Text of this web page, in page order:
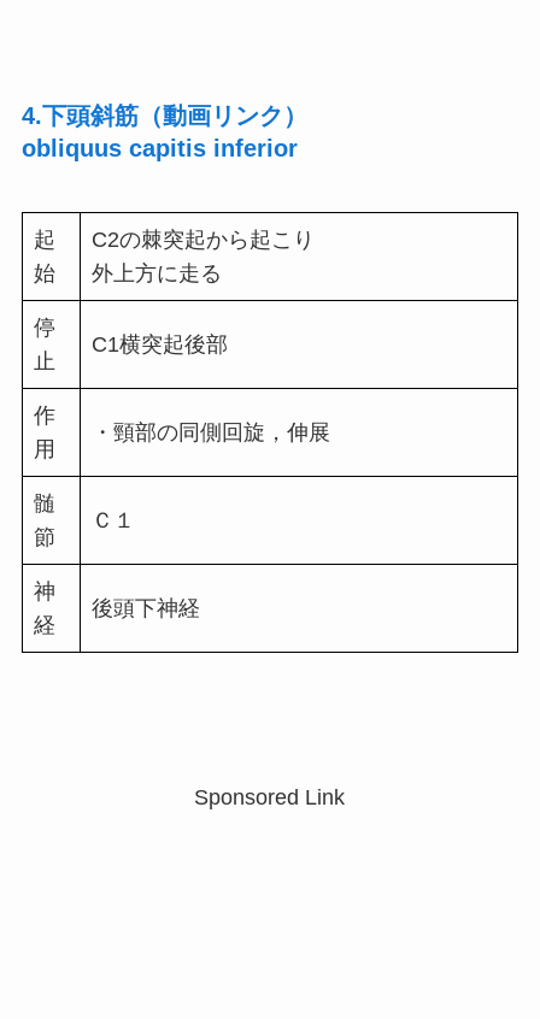
4.下頭斜筋（動画リンク）
obliquus capitis inferior
起
始
C2の棘突起から起こり
外上方に走る
停
止
C1横突起後部
作
用
・頸部の同側回旋，伸展
髄
節
Ｃ１
神
経
後頭下神経
Sponsored Link